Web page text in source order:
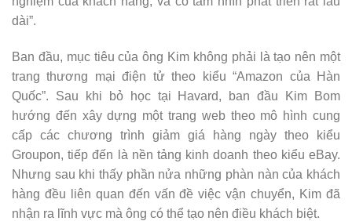
dài”.
Ban đầu, mục tiêu của ông Kim không phải là tạo nên một
trang thương mại điện tử theo kiểu “Amazon của Hàn
Quốc”. Sau khi bỏ học tại Havard, ban đầu Kim Bom
hướng đến xây dựng một trang web theo mô hình cung
cấp các chương trình giảm giá hàng ngày theo kiểu
Groupon, tiếp đến là nền tảng kinh doanh theo kiểu eBay.
Nhưng sau khi thấy phần nửa những phàn nàn của khách
hàng đều liên quan đến vấn đề việc vận chuyển, Kim đã
nhận ra lĩnh vực mà ông có thể tạo nên điều khách biệt.